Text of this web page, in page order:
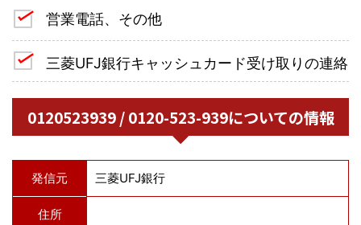
営業電話、その他
三菱UFJ銀行キャッシュカード受け取りの連絡
0120523939 / 0120-523-939についての情報
発信元 三菱UFJ銀行
住所